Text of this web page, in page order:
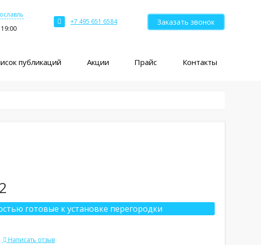
+7 495 651 6584 Заказать звонок
публикаций Акции Прайс Контакты
готовые к установке перегородки
Написать отзыв